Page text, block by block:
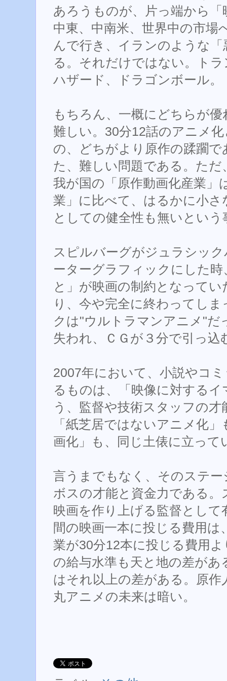
あろうものが、片っ端から
中東、中南米、世界中の市場
んで行き、イランのような
る。それだけではない。ト
ハザード、ドラゴンボール。
もちろん、一概にどちらが
難しい。30分12話のアニメ
の、どちがより原作の蹂躙
た、難しい問題である。た
我が国の「原作動画化産業」
業」に比べて、はるかに小
としての健全性も無いという
スピルバーグがジュラシッ
ーターグラフィックにした
と」が映画の制約となって
り、今や完全に終わってし
クは"ウルトラマンアニメ"だ
失われ、ＣＧが３分で引っ
2007年において、小説やコ
るものは、「映像に対する
う、監督や技術スタッフの
「紙芝居ではないアニメ化
画化」も、同じ土俵に立って
言うまでもなく、そのステ
ボスの才能と資金力である
映画を作り上げる監督とし
間の映画一本に投じる費用は
業が30分12本に投じる費用
の給与水準も天と地の差があ
はそれ以上の差がある。原
丸アニメの未来は暗い。